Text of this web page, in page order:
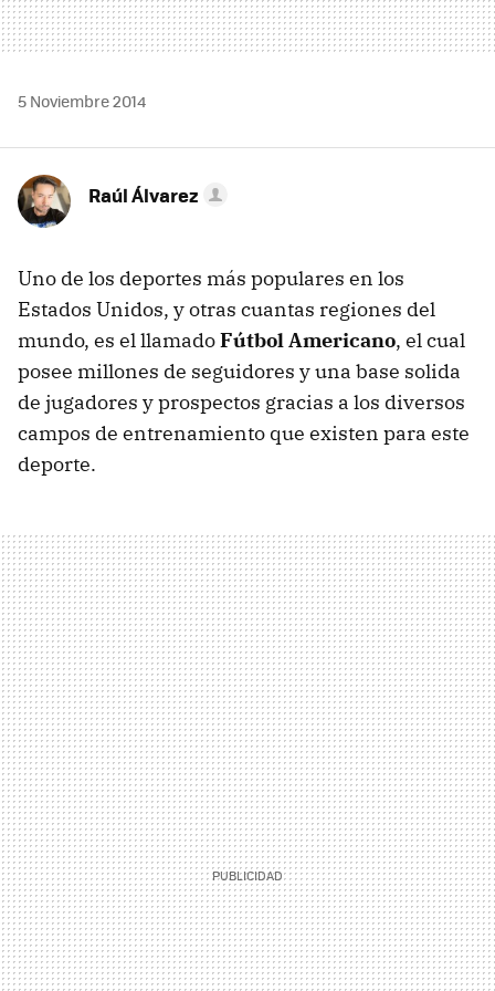
5 Noviembre 2014
Raúl Álvarez
Uno de los deportes más populares en los
Estados Unidos, y otras cuantas regiones del
mundo, es el llamadoFútbol Americano, el cual
posee millones de seguidores y una base solida
de jugadores y prospectos gracias a los diversos
campos de entrenamiento que existen para este
deporte.